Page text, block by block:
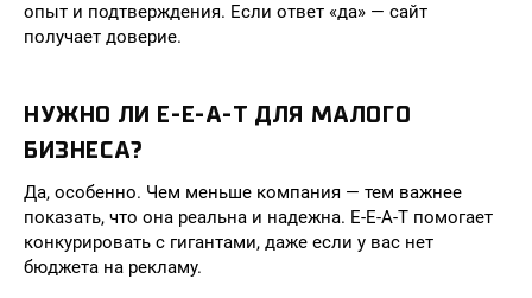
опыт и подтверждения. Если ответ «да» — сайт
получает доверие.
НУЖНО ЛИ E-E-A-T ДЛЯ МАЛОГО
БИЗНЕСА?
Да, особенно. Чем меньше компания — тем важнее
показать, что она реальна и надежна. E-E-A-T помогает
конкурировать с гигантами, даже если у вас нет
бюджета на рекламу.